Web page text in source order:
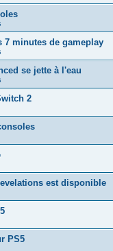
7 minutes de gameplay
se jette à l'eau
2
est disponible
PS5